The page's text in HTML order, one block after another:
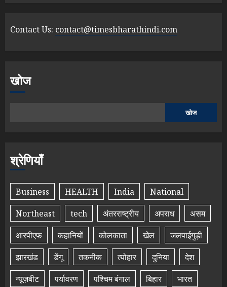
Contact Us: contact@timesbharathindi.com
खोज
खोज
श्रेणियाँ
Business HEALTH India
National
Northeast
tech अंतरराष्ट्रीय अपराध
असम
आरपीएफ
कहानियों कोलकाता खेल
जलपाईगुड़ी
झारखंड
डेंगू तकनीक त्योहार दुनिया
देश
न्यूज़बीट
पर्यावरण पश्चिम बंगाल बिहार भारत